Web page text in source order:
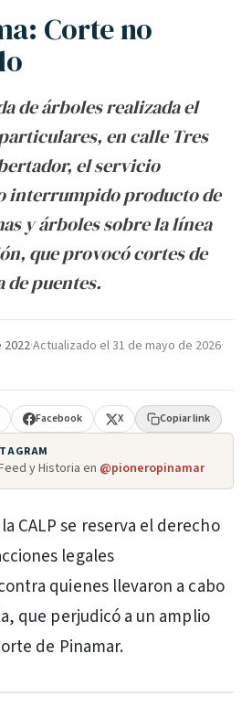
Corte no
de árboles realizada el
en calle Tres
el servicio
interrumpido producto de
y árboles sobre la línea
que provocó cortes de
de puentes.
·Actualizado el31 de mayo de 2026·
Facebook X Copiar link
y Historia en @pioneropinamar
CALP se reserva el derecho
legales
quienes llevaron a cabo
que perjudicó a un amplio
de Pinamar.